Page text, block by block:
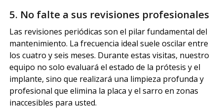
5. No falte a sus revisiones profesionales
Las revisiones periódicas son el pilar fundamental del
mantenimiento. La frecuencia ideal suele oscilar entre
los cuatro y seis meses. Durante estas visitas, nuestro
equipo no solo evaluará el estado de la prótesis y el
implante, sino que realizará una limpieza profunda y
profesional que elimina la placa y el sarro en zonas
inaccesibles para usted.